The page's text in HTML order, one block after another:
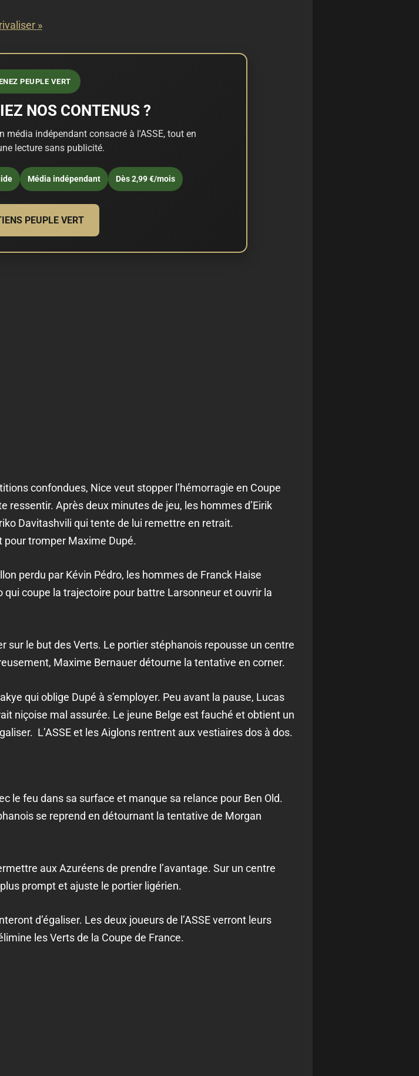
»
PEUPLE VERT
NOS CONTENUS ?
média indépendant consacré à l'ASSE, tout en
lecture sans publicité.
Média indépendant Dès 2,99 €/mois
PEUPLE VERT
confondues, Nice veut stopper l’hémorragie en Coupe
Après deux minutes de jeu, les hommes d’Eirik
Davitashvili qui tente de lui remettre en retrait.
pour tromper Maxime Dupé.
perdu par Kévin Pédro, les hommes de Franck Haise
coupe la trajectoire pour battre Larsonneur et ouvrir la
sur le but des Verts. Le portier stéphanois repousse un centre
Maxime Bernauer détourne la tentative en corner.
qui oblige Dupé à s’employer. Peu avant la pause, Lucas
niçoise mal assurée. Le jeune Belge est fauché et obtient un
L’ASSE et les Aiglons rentrent aux vestiaires dos à dos.
le feu dans sa surface et manque sa relance pour Ben Old.
se reprend en détournant la tentative de Morgan
aux Azuréens de prendre l’avantage. Sur un centre
prompt et ajuste le portier ligérien.
d’égaliser. Les deux joueurs de l’ASSE verront leurs
les Verts de la Coupe de France.